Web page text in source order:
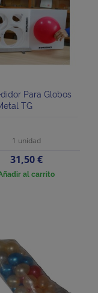
Para Globos
TG
1 unidad
Precio
31,50 €
al carrito